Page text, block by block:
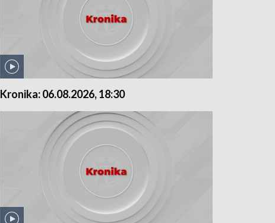
Kronika: 06.08.2026, 18:30